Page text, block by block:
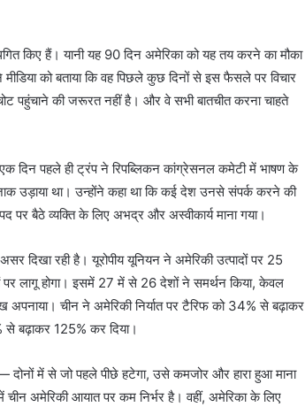
किए हैं। यानी यह 90 दिन अमेरिका को यह तय करने का मौका
को बताया कि वह पिछले कुछ दिनों से इस फैसले पर विचार
पहुंचाने की जरूरत नहीं है। और वे सभी बातचीत करना चाहते
दिन पहले ही ट्रंप ने रिपब्लिकन कांग्रेसनल कमेटी में भाषण के
उड़ाया था। उन्होंने कहा था कि कई देश उनसे संपर्क करने की
बैठे व्यक्ति के लिए अभद्र और अस्वीकार्य माना गया।
दिखा रही है। यूरोपीय यूनियन ने अमेरिकी उत्पादों पर 25
पर लागू होगा। इसमें 27 में से 26 देशों ने समर्थन किया, केवल
चीन ने अमेरिकी निर्यात पर टैरिफ को 34% से बढ़ाकर
बढ़ाकर 125% कर दिया।
दोनों में से जो पहले पीछे हटेगा, उसे कमजोर और हारा हुआ माना
अमेरिकी आयात पर कम निर्भर है। वहीं, अमेरिका के लिए